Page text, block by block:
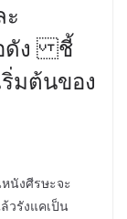
อดัง ชี้
มต้นของ
นังศีรษะจะ
วรังแคเป็น